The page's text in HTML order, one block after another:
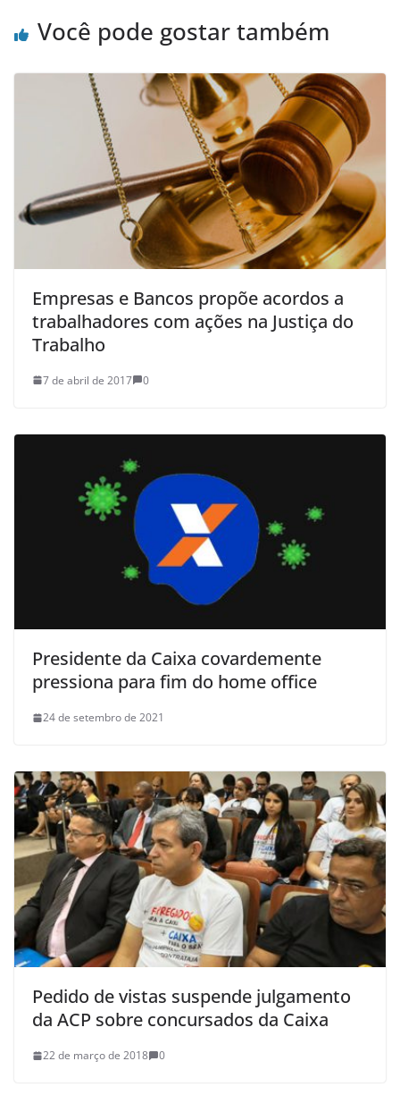
Você pode gostar também
Empresas e Bancos propõe acordos a
trabalhadores com ações na Justiça do
Trabalho
7 de abril de 2017 0
Presidente da Caixa covardemente
pressiona para fim do home office
24 de setembro de 2021
Pedido de vistas suspende julgamento
da ACP sobre concursados da Caixa
22 de março de 2018 0